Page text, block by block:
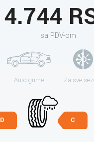
4.744
sa PDV-om
Auto gume Za sve
D C